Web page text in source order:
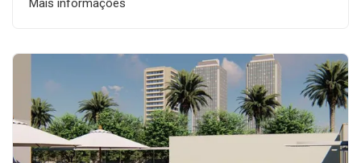
Mais informações